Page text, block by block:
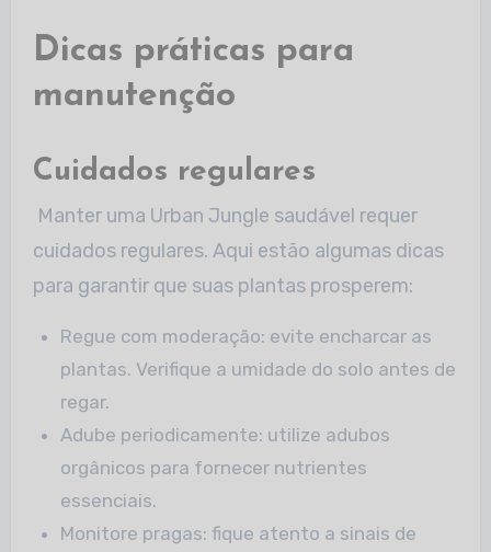
Dicas práticas para
manutenção
Cuidados regulares
Manter uma Urban Jungle saudável requer
cuidados regulares. Aqui estão algumas dicas
para garantir que suas plantas prosperem:
Regue com moderação: evite encharcar as
plantas. Verifique a umidade do solo antes de
regar.
Adube periodicamente: utilize adubos
orgânicos para fornecer nutrientes
essenciais.
Monitore pragas: fique atento a sinais de